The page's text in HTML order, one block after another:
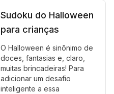
Sudoku do Halloween
para crianças
O Halloween é sinônimo de
doces, fantasias e, claro,
muitas brincadeiras! Para
adicionar um desafio
inteligente a essa